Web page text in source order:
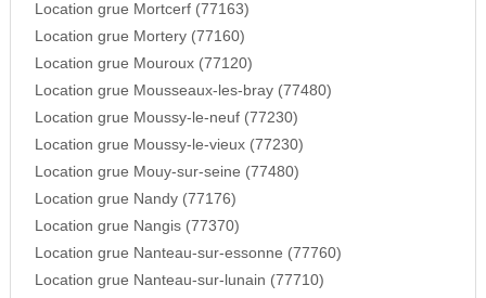
Location grue Mortcerf (77163)
Location grue Mortery (77160)
Location grue Mouroux (77120)
Location grue Mousseaux-les-bray (77480)
Location grue Moussy-le-neuf (77230)
Location grue Moussy-le-vieux (77230)
Location grue Mouy-sur-seine (77480)
Location grue Nandy (77176)
Location grue Nangis (77370)
Location grue Nanteau-sur-essonne (77760)
Location grue Nanteau-sur-lunain (77710)